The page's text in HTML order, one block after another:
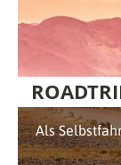
Als